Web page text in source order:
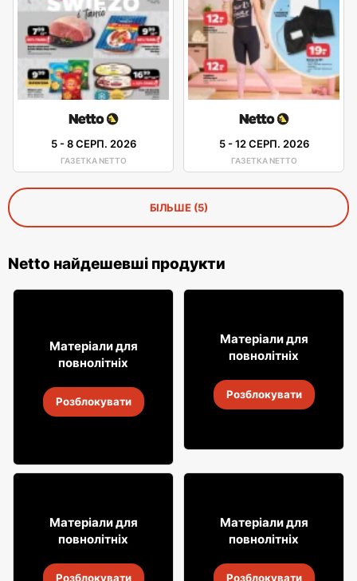
5-8 СЕРП. 2026
ГАЗЕТКА NETTO
5-12 СЕРП. 2026
ГАЗЕТКА NETTO
БІЛЬШЕ (5)
Netto найдешевші продукти
1699
Безалкогольне вино
Simply
14 серп. 2026
Матеріали для
повнолітніх
Розблокувати
2499
14 серп. 2026
Матеріали для
повнолітніх
Розблокувати
2999
Матеріали для
повнолітніх
Розблокувати
5999
Матеріали для
повнолітніх
Розблокувати